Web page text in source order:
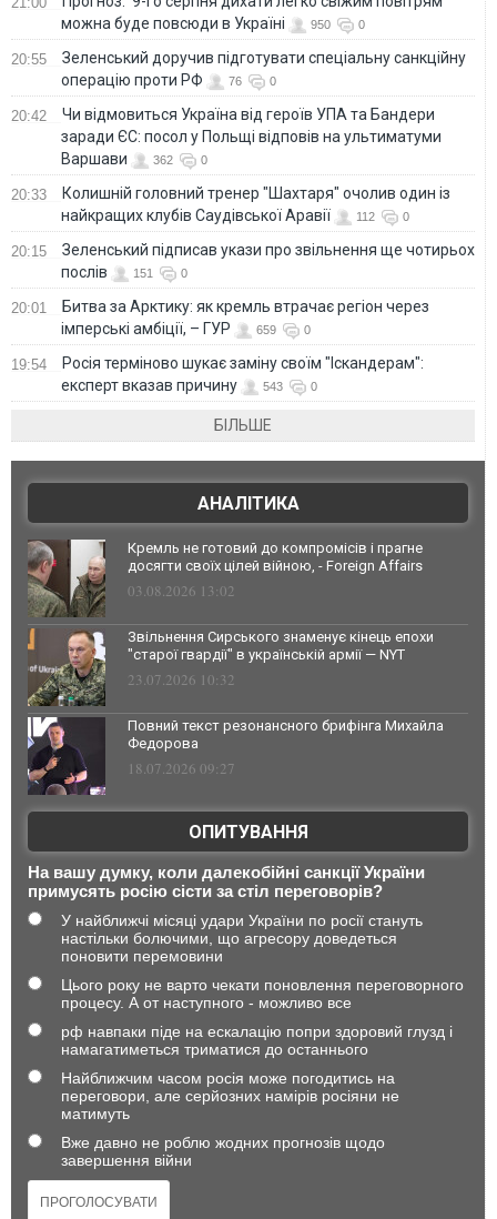
можна буде повсюди в Україні
950 0
20:55
Зеленський доручив підготувати спеціальну санкційну
операцію проти РФ
76 0
20:42
Чи відмовиться Україна від героїв УПА та Бандери
заради ЄС: посол у Польщі відповів на ультиматуми
Варшави
362 0
20:33
Колишній головний тренер "Шахтаря" очолив один із
найкращих клубів Саудівської Аравії
112 0
20:15
Зеленський підписав укази про звільнення ще чотирьох
послів
151 0
20:01
Битва за Арктику: як кремль втрачає регіон через
імперські амбіції, – ГУР
659 0
19:54
Росія терміново шукає заміну своїм "Іскандерам":
експерт вказав причину
543 0
БІЛЬШЕ
АНАЛІТИКА
Кремль не готовий до компромісів і прагне
досягти своїх цілей війною, - Foreign Affairs
03.08.2026 13:02
Звільнення Сирського знаменує кінець епохи
"старої гвардії" в українській армії — NYT
23.07.2026 10:32
Повний текст резонансного брифінга Михайла
Федорова
18.07.2026 09:27
ОПИТУВАННЯ
На вашу думку, коли далекобійні санкції України
примусять росію сісти за стіл переговорів?
У найближчі місяці удари України по росії стануть
настільки болючими, що агресору доведеться
поновити перемовини
Цього року не варто чекати поновлення переговорного
процесу. А от наступного - можливо все
рф навпаки піде на ескалацію попри здоровий глузд і
намагатиметься триматися до останнього
Найближчим часом росія може погодитись на
переговори, але серйозних намірів росіяни не
матимуть
Вже давно не роблю жодних прогнозів щодо
завершення війни